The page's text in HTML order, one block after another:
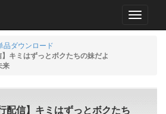
MENU
品ダウンロード
キミはずっとボクたちの妹だよ
来
配信】キミはずっとボクたち